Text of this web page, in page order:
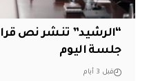
“الرشيد” تنشر نص
جلسة اليوم
قبل 3 أيام